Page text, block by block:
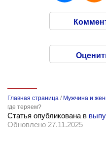
Главная страница / Мужчина и
где теряем?
Статья опубликована в
Обновлено 27.11.2025